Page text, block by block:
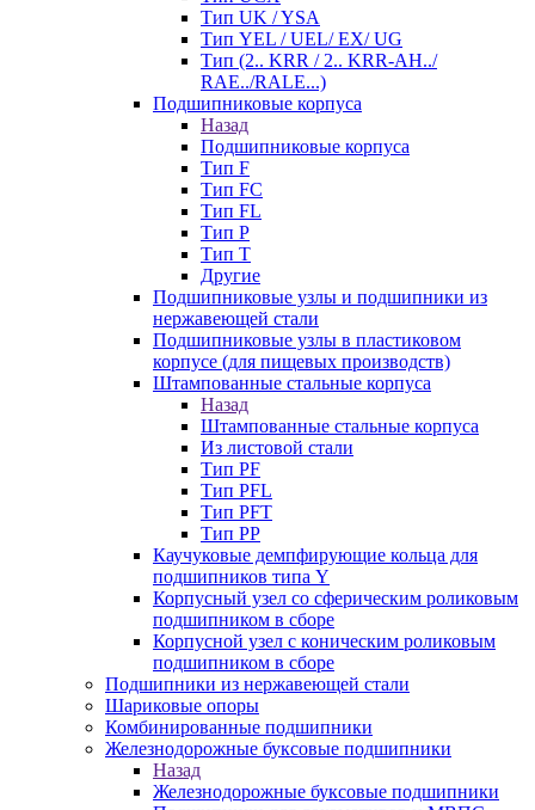
Тип UK / YSA
Тип YEL / UEL/ EX/ UG
Тип (2.. KRR / 2.. KRR-AH../
RAE../RALE...)
Подшипниковые корпуса
Назад
Подшипниковые корпуса
Тип F
Тип FC
Тип FL
Тип P
Тип T
Другие
Подшипниковые узлы и подшипники из
нержавеющей стали
Подшипниковые узлы в пластиковом
корпусе (для пищевых производств)
Штампованные стальные корпуса
Назад
Штампованные стальные корпуса
Из листовой стали
Тип PF
Тип PFL
Тип PFT
Тип PP
Каучуковые демпфирующие кольца для
подшипников типа Y
Корпусный узел со сферическим роликовым
подшипником в сборе
Корпусной узел с коническим роликовым
подшипником в сборе
Подшипники из нержавеющей стали
Шариковые опоры
Комбинированные подшипники
Железнодорожные буксовые подшипники
Назад
Железнодорожные буксовые подшипники